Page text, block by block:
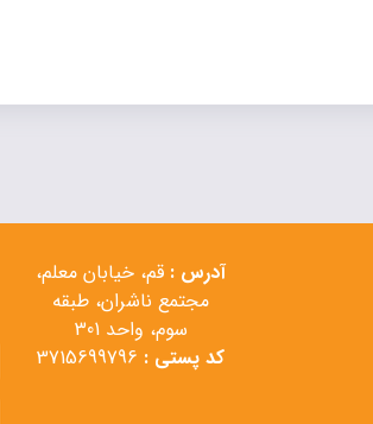
آدرس : قم، خیابان معلم،
مجتمع ناشران، طبقه
سوم، واحد 301
کد پستی :